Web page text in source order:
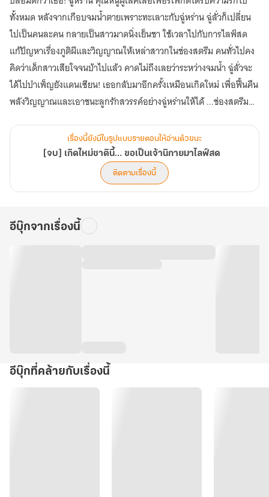
สด
ทั้งหมด หลังจากเกือบจมน้ำตายเพราะทะเลาะกับฉู่หร่าน ฉู่ลั่วก็เปลี่ยน
ไปเป็นคนละคน กลายเป็นสาวมาดนิ่งเย็นชา ใช้เวลาไปกับการไลฟ์สด
แก้ปัญหาเรื่องภูติผีและวิญญาณให้เหล่าสาวกในช่องสตรีม คนทั่วไปคง
คิดว่าเด็กสาวเสียใจจนบ้าไปแล้ว คาดไม่ถึงเลยว่าระหว่างจมน้ำ ฉู่ลั่วจะ
ได้ไปบำเพ็ญยังแดนเซียน! เธอกลับมาอีกครั้งเหมือนเกิดใหม่ เพื่อฟื้นคืน
พลังวิญญาณและเอาชนะลูกรักสวรรค์อย่างฉู่หร่านให้ได้ ...ช่องสตรีมสด
เรื่องนี้ยังมีในรูปแบบรายตอนให้อ่านด้วยนะ
[จบ] เกิดใหม่ชาตินี้… ขอเป็นเจ้านิกายมาไลฟ์สด
ติดตามเรื่องนี้
อีบุ๊กจากเรื่องนี้
อีบุ๊กที่คล้ายกับเรื่องนี้